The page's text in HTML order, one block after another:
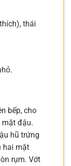
thái
bếp, cho
mặt đậu.
hũ trứng
hai mặt
rụm. Vớt